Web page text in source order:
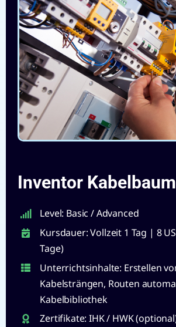
Inventor Kabelbaum
Level: Basic / Advanced
Kursdauer: Vollzeit 1 Tag | 8
Tage)
Unterrichtsinhalte: Erstellen
Kabelsträngen, Routen
Kabelbibliothek
Zertifikate: IHK / HWK